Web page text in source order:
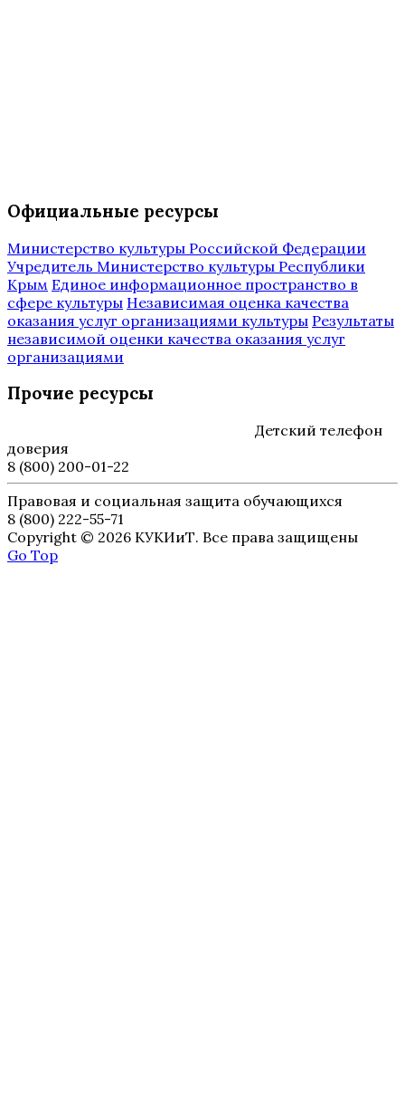
Официальные ресурсы
Министерство культуры Российской Федерации
Учредитель Министерство культуры Республики
Крым Единое информационное пространство в
сфере культуры Независимая оценка качества
оказания услуг организациями культуры Результаты
независимой оценки качества оказания услуг
организациями
Прочие ресурсы
Детский телефон
доверия
8 (800) 200-01-22
Правовая и социальная защита обучающихся
8 (800) 222-55-71
Copyright © 2026 КУКИиТ. Все права защищены
Go Top